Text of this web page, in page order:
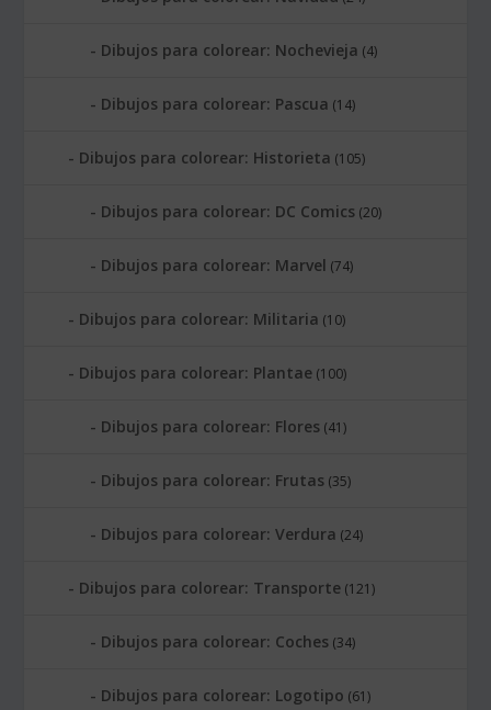
Dibujos para colorear: Nochevieja (4)
Dibujos para colorear: Pascua (14)
Dibujos para colorear: Historieta (105)
Dibujos para colorear: DC Comics (20)
Dibujos para colorear: Marvel (74)
Dibujos para colorear: Militaria (10)
Dibujos para colorear: Plantae (100)
Dibujos para colorear: Flores (41)
Dibujos para colorear: Frutas (35)
Dibujos para colorear: Verdura (24)
Dibujos para colorear: Transporte (121)
Dibujos para colorear: Coches (34)
Dibujos para colorear: Logotipo (61)